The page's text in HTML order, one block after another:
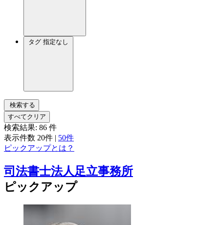
タグ 指定なし
検索する
すべてクリア
検索結果: 86 件
表示件数 20件 | 50件
ピックアップとは？
司法書士法人足立事務所
ピックアップ